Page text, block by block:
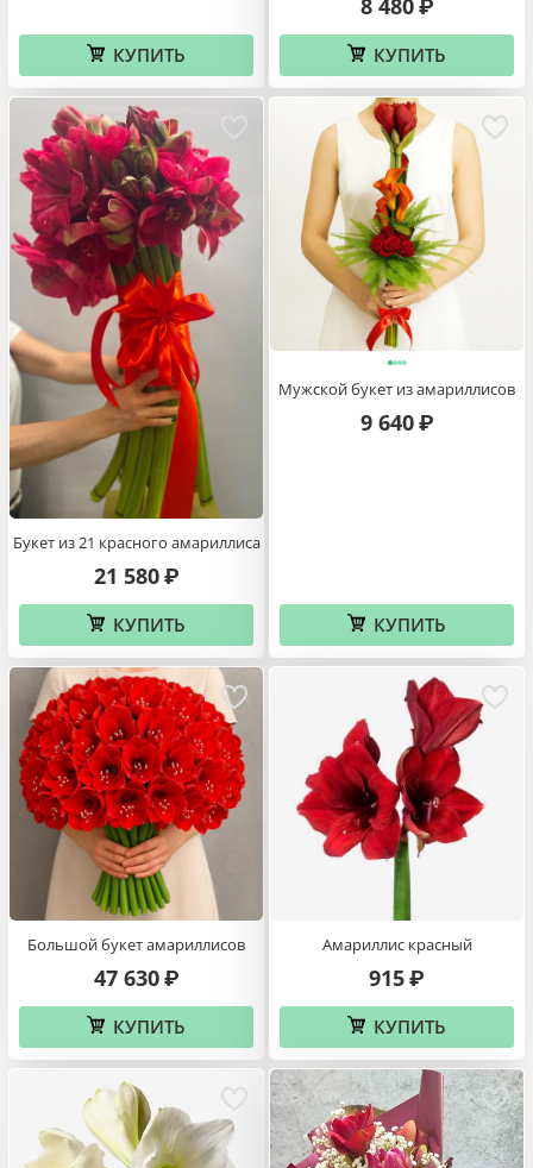
КУПИТЬ
8 480 ₽
КУПИТЬ
Букет из 21 красного амариллиса
21 580 ₽
КУПИТЬ
Мужской букет из амариллисов
9 640 ₽
КУПИТЬ
Большой букет амариллисов
47 630 ₽
КУПИТЬ
Амариллис красный
915₽
КУПИТЬ